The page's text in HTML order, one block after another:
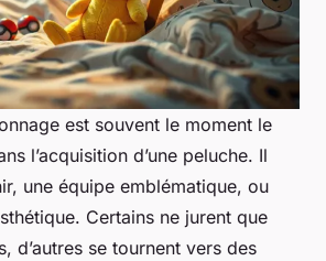
est souvent le moment le
l’acquisition d’une peluche. Il
une équipe emblématique, ou
Certains ne jurent que
d’autres se tournent vers des